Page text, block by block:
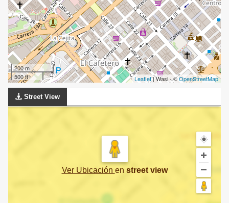
200 m
500 ft
Leaflet| Wasi - ©OpenStreetMap
Street View
Ver Ubicación en street view